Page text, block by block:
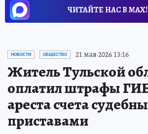
ЧИТАЙТЕ НАС В МАХ!
НОВОСТИ ОБЩЕСТВО 21 мая 2026 13:16
Житель Тульской
оплатил штрафы
ареста счета
приставами